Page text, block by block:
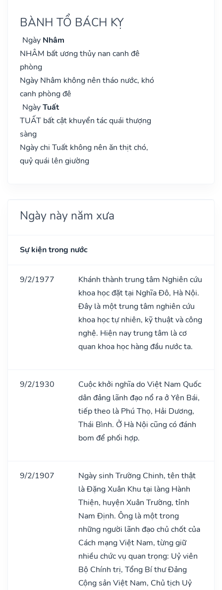
BÀNH TỔ BÁCH KỴ
Ngày Nhâm
NHÂM bất ương thủy nan canh đê
phòng
Ngày Nhâm không nên tháo nước, khó
canh phòng đê
NgàyTuất
TUẤT bất cật khuyển tác quái thượng
sàng
Ngày chi Tuất không nên ăn thịt chó,
quỷ quái lên giường
Ngày này năm xưa
Sự kiện trong nước
9/2/1977
Khánh thành trung tâm Nghiên cứu
khoa học đặt tại Nghĩa Đô, Hà Nội.
Đây là một trung tâm nghiên cứu
khoa học tự nhiên, kỹ thuật và công
nghệ. Hiện nay trung tâm là cơ
quan khoa học hàng đầu nước ta.
9/2/1930
Cuộc khởi nghĩa do Việt Nam Quốc
dân đảng lãnh đạo nổ ra ở Yên Bái,
tiếp theo là Phú Thọ, Hải Dương,
Thái Bình. Ở Hà Nội cũng có đánh
bom để phối hợp.
9/2/1907
Ngày sinh Trường Chinh, tên thật
là Đặng Xuân Khu tại làng Hành
Thiện, huyện Xuân Trường, tỉnh
Nam Định. Ông là một trong
những người lãnh đạo chủ chốt của
Cách mạng Việt Nam, từng giữ
nhiều chức vụ quan trọng: Uỷ viên
Bộ Chính trị, Tổng Bí thư Đảng
Cộng sản Việt Nam, Chủ tịch Uỷ